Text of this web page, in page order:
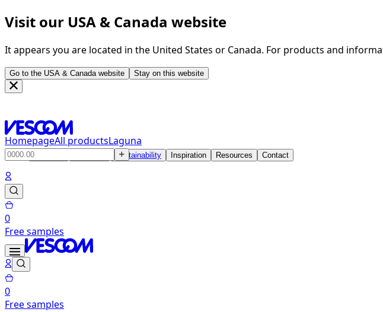
Visit our USA & Canada website
It appears you are located in the United States or Canada. For products and
Go to the USA & Canada website Stay on this website
HomepageAll productsLaguna
Products Sustainability Inspiration Resources Contact
0
Free samples
0
Free samples